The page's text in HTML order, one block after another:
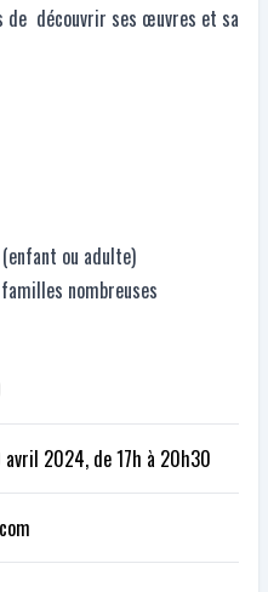
de découvrir ses œuvres et sa
ou adulte)
nombreuses
2024, de 17h à 20h30